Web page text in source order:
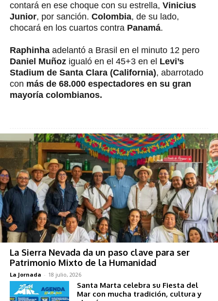
contará en ese choque con su estrella, Vinicius
Junior, por sanción. Colombia, de su lado,
chocará en los cuartos contra Panamá.
Raphinha adelantó a Brasil en el minuto 12 pero
Daniel Muñoz igualó en el 45+3 en el Levi’s
Stadium de Santa Clara (California), abarrotado
con más de 68.000 espectadores en su gran
mayoría colombianos.
La Sierra Nevada da un paso clave para ser
Patrimonio Mixto de la Humanidad
La Jornada - 18 julio, 2026
Santa Marta celebra su Fiesta del
Mar con mucha tradición, cultura y